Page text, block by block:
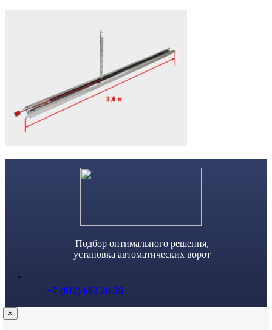
Подбор оптимального решения,
установка автоматических ворот
+7 (812) 602-20-26
×